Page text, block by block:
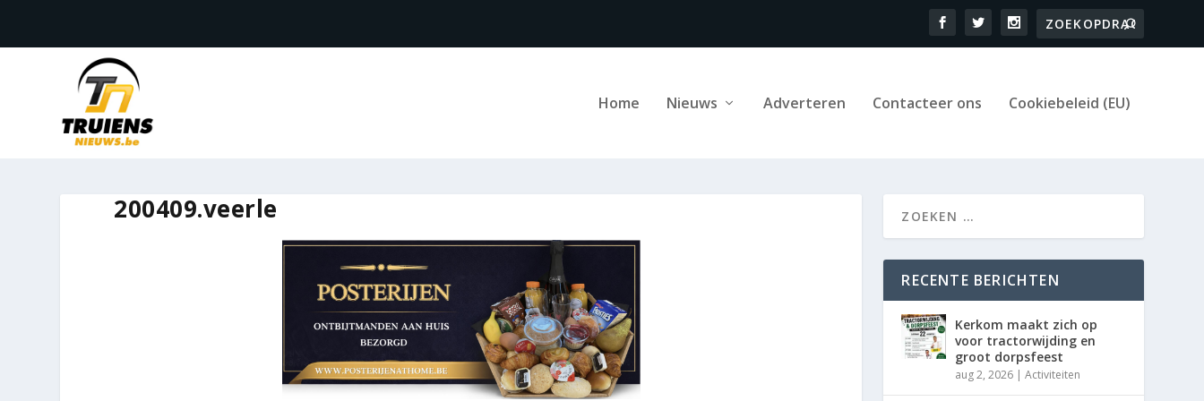
Home Nieuws Adverteren Contacteer ons Cookiebeleid (EU)
200409.veerle
RECENTE BERICHTEN
Kerkom maakt zich op
voor tractorwijding en
groot dorpsfeest
aug 2, 2026 |Activiteiten